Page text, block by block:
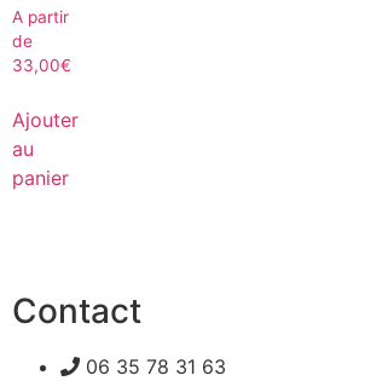
A partir
de
33,00€
Ajouter
au
panier
Contact
06 35 78 31 63